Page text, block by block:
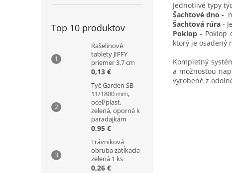
Top 10 produktov
Rašelinové
tablety JIFFY
priemer 3,7 cm
0,13 €
Tyč Garden SB
11/1800 mm,
oceľ/plast,
zelená, oporná k
paradajkám
0,95 €
Trávniková
obruba zatĺkacia
zelená 1 ks
0,26 €
Jednotlivé typy
Šachtové dno -
Šachtová rúra -
Poklop - Poklop
ktorý je osadený
Kompletný
a možnosťou
vyrobené z